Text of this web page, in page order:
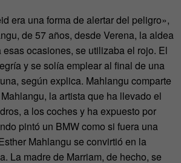
era una forma de alertar del peligro»,
de 57 años, desde Verena, la aldea
ocasiones, se utilizaba el rojo. El
y se solía emplear al final de una
según explica. Mahlangu comparte
la artista que ha llevado el
a los coches y ha expuesto por
pintó un BMW como si fuera una
Mahlangu se convirtió en la
La madre de Marriam, de hecho, se